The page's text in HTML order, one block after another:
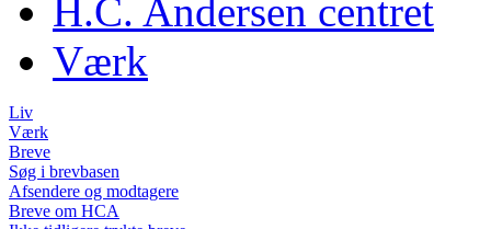
H.C. Andersen centret
Værk
Liv
Værk
Breve
Søg i brevbasen
Afsendere og modtagere
Breve om HCA